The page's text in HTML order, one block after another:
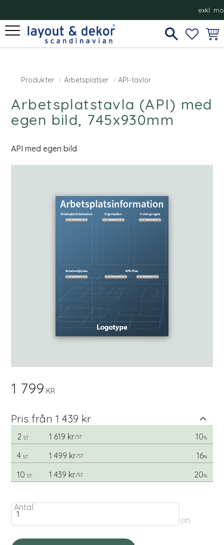
Meny
exkl.
Produkter Arbetsplatser API-tavlor
Arbetsplatstavla (API) med
egen bild, 745x930mm
API med egen bild
1 799 KR
Pris från 1 439 kr
2 ST 1 619 kr/ST 10%
4 ST 1 499 kr/ST 16%
10 ST 1 439 kr/ST 20%
Antal
st